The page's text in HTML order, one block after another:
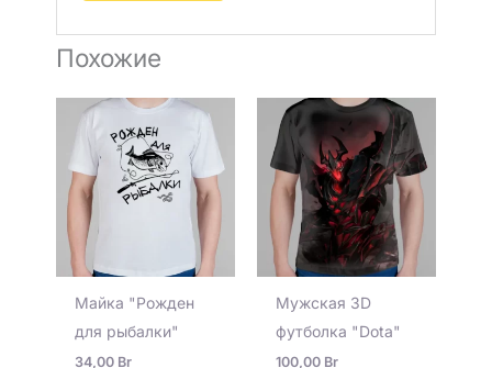
Похожие
Майка "Рожден
для рыбалки"
34,00 Br
Мужская 3D
футболка "Dota"
100,00 Br